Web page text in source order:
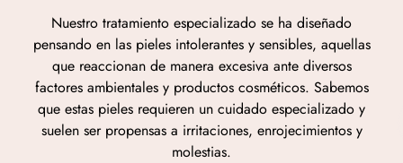
Nuestro tratamiento especializado se ha diseñado
pensando en las pieles intolerantes y sensibles, aquellas
que reaccionan de manera excesiva ante diversos
factores ambientales y productos cosméticos. Sabemos
que estas pieles requieren un cuidado especializado y
suelen ser propensas a irritaciones, enrojecimientos y
molestias.